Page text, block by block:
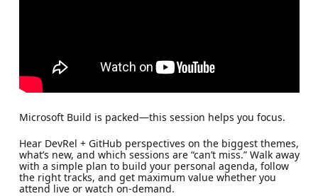
Microsoft Build is packed—this session helps you focus.
Hear DevRel + GitHub perspectives on the biggest themes,
what’s new, and which sessions are “can’t miss.” Walk away
with a simple plan to build your personal agenda, follow
the right tracks, and get maximum value whether you
attend live or watch on‑demand.